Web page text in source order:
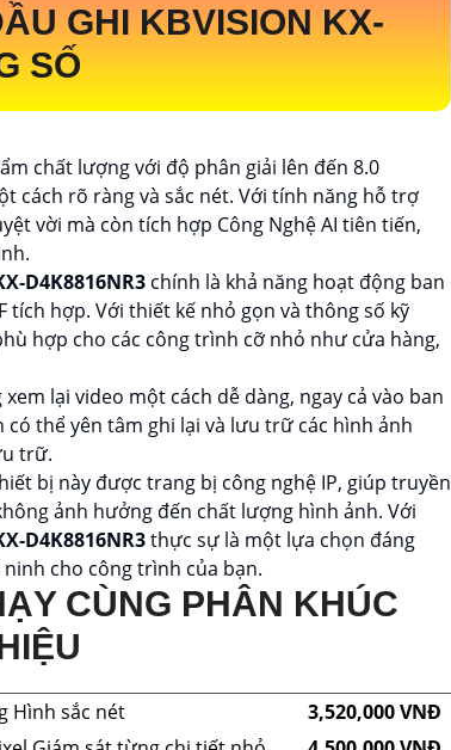
GHI KBVISION KX-
SỐ
chất lượng với độ phân giải lên đến 8.0
cách rõ ràng và sắc nét. Với tính năng hỗ trợ
vời mà còn tích hợp Công Nghệ AI tiên tiến,
D4K8816NR3 chính là khả năng hoạt động ban
tích hợp. Với thiết kế nhỏ gọn và thông số kỹ
hợp cho các công trình cỡ nhỏ như cửa hàng,
lại video một cách dễ dàng, ngay cả vào ban
thể yên tâm ghi lại và lưu trữ các hình ảnh
trữ.
bị này được trang bị công nghệ IP, giúp truyền
ảnh hưởng đến chất lượng hình ảnh. Với
D4K8816NR3thực sự là một lựa chọn đáng
cho công trình của bạn.
CÙNG PHÂN KHÚC
Hình sắc nét
3,520,000 VNĐ